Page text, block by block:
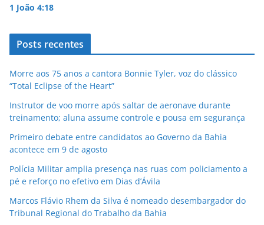
1 João 4:18
Posts recentes
Morre aos 75 anos a cantora Bonnie Tyler, voz do clássico
“Total Eclipse of the Heart”
Instrutor de voo morre após saltar de aeronave durante
treinamento; aluna assume controle e pousa em segurança
Primeiro debate entre candidatos ao Governo da Bahia
acontece em 9 de agosto
Polícia Militar amplia presença nas ruas com policiamento a
pé e reforço no efetivo em Dias d’Ávila
Marcos Flávio Rhem da Silva é nomeado desembargador do
Tribunal Regional do Trabalho da Bahia